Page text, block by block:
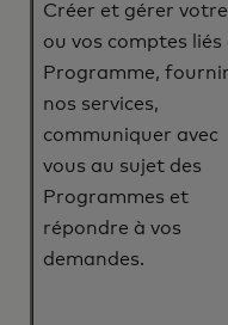
Créer et gérer votre
ou vos comptes liés
Programme, fournir
nos services,
communiquer avec
vous au sujet des
Programmes et
répondre à vos
demandes.